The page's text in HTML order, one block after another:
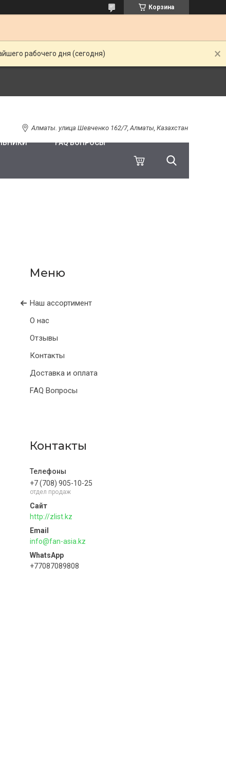
Корзина
рабочего дня (сегодня)
Алматы. улица Шевченко 162/7, Алматы, Казахстан
FAQ ВОПРОСЫ
Наш ассортимент
О нас
Отзывы
Контакты
Доставка и оплата
FAQ Вопросы
Контакты
+7 (708) 905-10-25
отдел продаж
http://zlist.kz
info@fan-asia.kz
+77087089808